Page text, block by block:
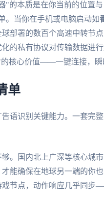
"的本质是在你当前的位置
。当你在手机或电脑启动如
部署的数百个高速中转节
的私有协议对传输数据进
核心价值——一键连接，瞬
单
语识别关键能力。一套完
。国内北上广深等核心城
能确保在地球另一端的你
节点，动作响应几乎同步